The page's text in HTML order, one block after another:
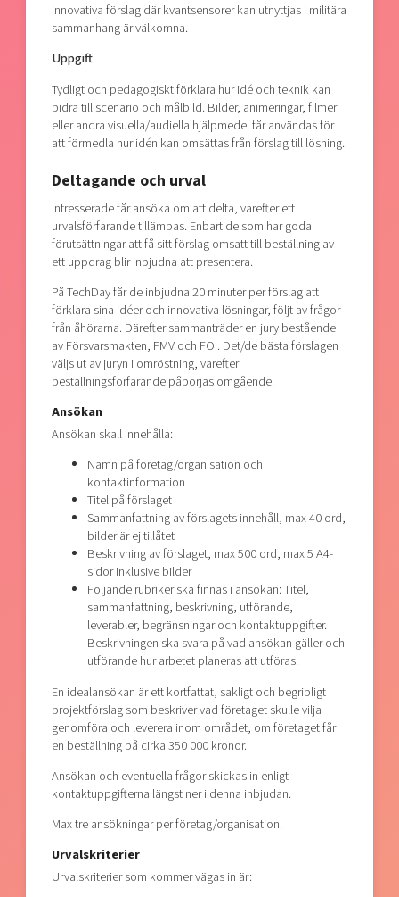
innovativa förslag där kvantsensorer kan utnyttjas i militära
sammanhang är välkomna.
Uppgift
Tydligt och pedagogiskt förklara hur idé och teknik kan
bidra till scenario och målbild. Bilder, animeringar, filmer
eller andra visuella/audiella hjälpmedel får användas för
att förmedla hur idén kan omsättas från förslag till lösning.
Deltagande och urval
Intresserade får ansöka om att delta, varefter ett
urvalsförfarande tillämpas. Enbart de som har goda
förutsättningar att få sitt förslag omsatt till beställning av
ett uppdrag blir inbjudna att presentera.
På TechDay får de inbjudna 20 minuter per förslag att
förklara sina idéer och innovativa lösningar, följt av frågor
från åhörarna. Därefter sammanträder en jury bestående
av Försvarsmakten, FMV och FOI. Det/de bästa förslagen
väljs ut av juryn i omröstning, varefter
beställningsförfarande påbörjas omgående.
Ansökan
Ansökan skall innehålla:
Namn på företag/organisation och
kontaktinformation
Titel på förslaget
Sammanfattning av förslagets innehåll, max 40 ord,
bilder är ej tillåtet
Beskrivning av förslaget, max 500 ord, max 5 A4-
sidor inklusive bilder
Följande rubriker ska finnas i ansökan: Titel,
sammanfattning, beskrivning, utförande,
leverabler, begränsningar och kontaktuppgifter.
Beskrivningen ska svara på vad ansökan gäller och
utförande hur arbetet planeras att utföras.
En idealansökan är ett kortfattat, sakligt och begripligt
projektförslag som beskriver vad företaget skulle vilja
genomföra och leverera inom området, om företaget får
en beställning på cirka 350 000 kronor.
Ansökan och eventuella frågor skickas in enligt
kontaktuppgifterna längst ner i denna inbjudan.
Max tre ansökningar per företag/organisation.
Urvalskriterier
Urvalskriterier som kommer vägas in är: